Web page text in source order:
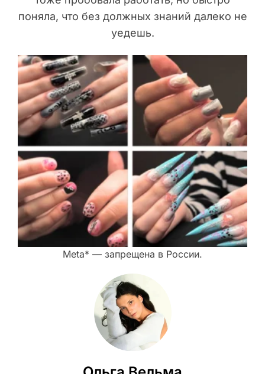
поняла, что без должных знаний далеко не
уедешь.
Meta* — запрещена в России.